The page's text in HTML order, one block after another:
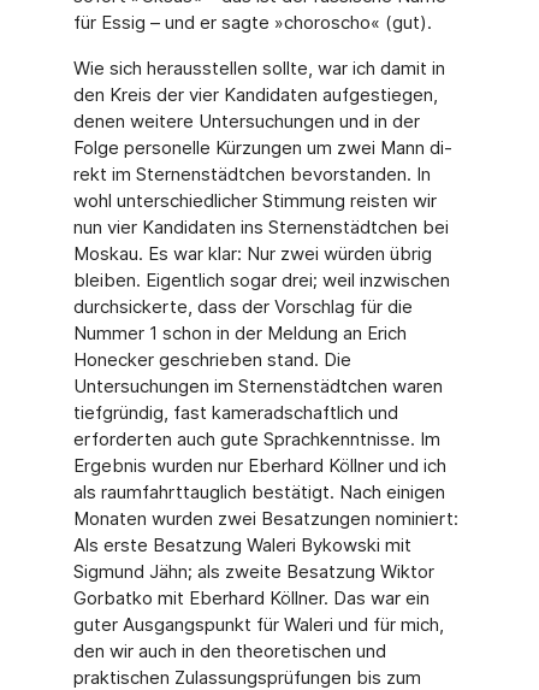
für Essig – und er sagte »choroscho« (gut).
Wie sich herausstellen sollte, war ich damit in
den Kreis der vier Kandidaten aufgestiegen,
denen weitere Untersuchungen und in der
Folge personelle Kürzungen um zwei Mann di­
rekt im Sternenstädtchen bevorstanden. In
wohl unterschiedlicher Stimmung reisten wir
nun vier Kandidaten ins Sternenstädtchen bei
Moskau. Es war klar: Nur zwei würden übrig
bleiben. Eigentlich sogar drei; weil inzwischen
durchsickerte, dass der Vorschlag für die
Nummer 1 schon in der Meldung an Erich
Honecker geschrieben stand. Die
Untersuchun­gen im Sternenstädtchen waren
tiefgründig, fast kameradschaftlich und
erforderten auch gute Sprachkenntnisse. Im
Ergebnis wurden nur Eberhard Köllner und ich
als raumfahrt­tauglich bestätigt. Nach einigen
Monaten wurden zwei Besatzungen nominiert:
Als erste Besatzung Waleri Bykowski mit
Sigmund Jähn; als zweite Besatzung Wiktor
Gorbatko mit Eberhard Köllner. Das war ein
guter Ausgangspunkt für Waleri und für mich,
den wir auch in den theoretischen und
praktischen Zulassungsprüfungen bis zum